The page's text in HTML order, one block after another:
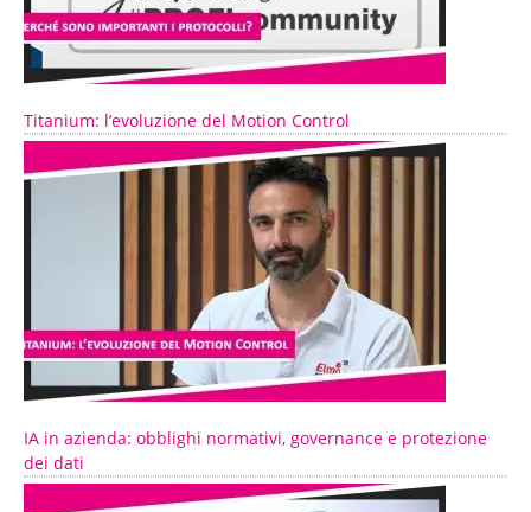
Titanium: l’evoluzione del Motion Control
IA in azienda: obblighi normativi, governance e protezione
dei dati